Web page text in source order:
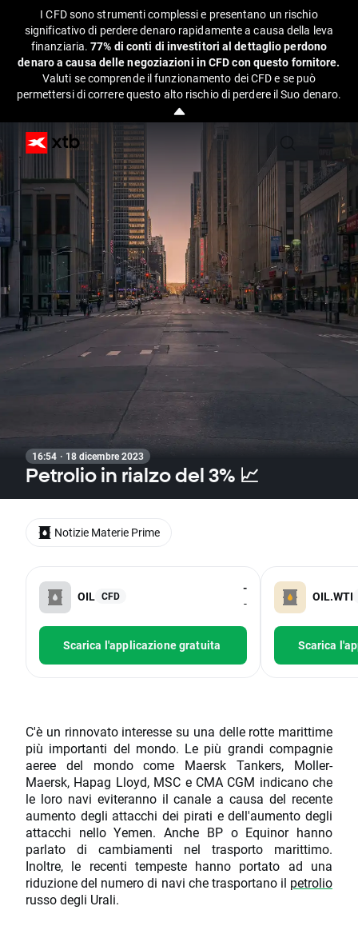
I CFD sono strumenti complessi e presentano un rischio
significativo di perdere denaro rapidamente a causa della leva
finanziaria.77% di conti di investitori al dettaglio perdono
denaro a causa delle negoziazioni in CFD con questo fornitore.
Valuti se comprende il funzionamento dei CFD e se può
permettersi di correre questo alto rischio di perdere il Suo denaro.
16:54 · 18 dicembre 2023
Petrolio in rialzo del 3% 📈
OIL CFD
-
-
Scarica l'applicazione gratuita
OIL.WTI
Scarica
C'è un rinnovato interesse su una delle rotte marittime
più importanti del mondo. Le più grandi compagnie
aeree del mondo come Maersk Tankers, Moller-
Maersk, Hapag Lloyd, MSC e CMA CGM indicano che
le loro navi eviteranno il canale a causa del recente
aumento degli attacchi dei pirati e dell'aumento degli
attacchi nello Yemen. Anche BP o Equinor hanno
parlato di cambiamenti nel trasporto marittimo.
Inoltre, le recenti tempeste hanno portato ad una
riduzione del numero di navi che trasportano il petrolio
russo degli Urali.
Notizie Materie Prime